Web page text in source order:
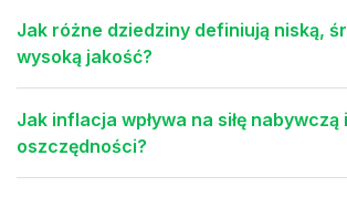
Jak różne dziedziny definiują niską,
wysoką jakość?
Jak inflacja wpływa na siłę nabywczą i
oszczędności?